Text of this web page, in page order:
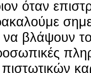
όταν
βλάψουν
πιστωτικών